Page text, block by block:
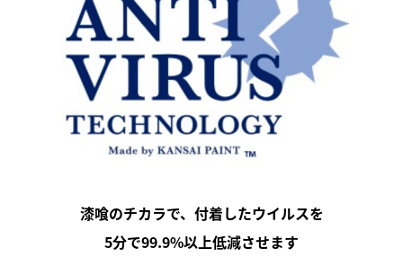
漆喰のチカラで、付着したウイルスを
5分で99.9%以上低減させます